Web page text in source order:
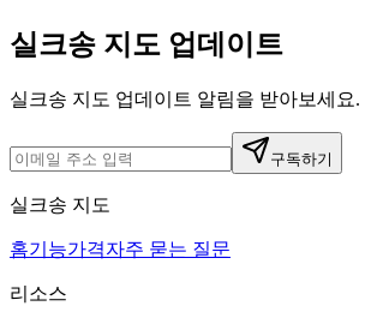
실크송 지도 업데이트
실크송 지도 업데이트 알림을 받아보세요.
구독하기
실크송 지도
홈기능가격자주 묻는 질문
리소스